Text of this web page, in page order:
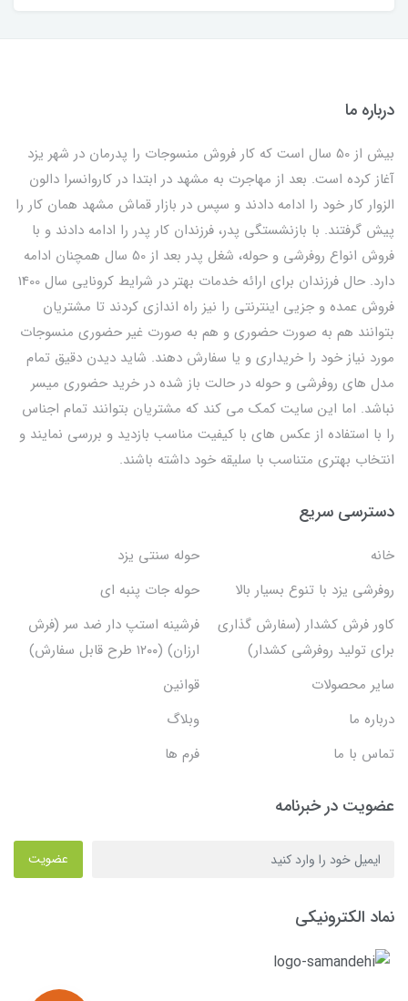
درباره ما
بیش از 50 سال است که کار فروش منسوجات را پدرمان در شهر یزد
آغاز کرده است. بعد از مهاجرت به مشهد در ابتدا در کاروانسرا دالون
الزوار کار خود را ادامه دادند و سپس در بازار قماش مشهد همان کار را
پیش گرفتند. با بازنشستگی پدر، فرزندان کار پدر را ادامه دادند و با
فروش انواع روفرشی و حوله، شغل پدر بعد از 50 سال همچنان ادامه
دارد. حال فرزندان برای ارائه خدمات بهتر در شرایط کرونایی سال 1400
فروش عمده و جزیی اینترنتی را نیز راه اندازی کردند تا مشتریان
بتوانند هم به صورت حضوری و هم به صورت غیر حضوری منسوجات
مورد نیاز خود را خریداری و یا سفارش دهند. شاید دیدن دقیق تمام
مدل های روفرشی و حوله در حالت باز شده در خرید حضوری میسر
نباشد. اما این سایت کمک می کند که مشتریان بتوانند تمام اجناس
را با استفاده از عکس های با کیفیت مناسب بازدید و بررسی نمایند و
انتخاب بهتری متناسب با سلیقه خود داشته باشند.
دسترسی سریع
خانه
حوله سنتی یزد
روفرشی یزد با تنوع بسیار بالا
حوله جات پنبه ای
کاور فرش کشدار (سفارش گذاری
برای تولید روفرشی کشدار)
فرشینه استپ دار ضد سر (فرش
ارزان) (۱۲۰۰ طرح قابل سفارش)
سایر محصولات
قوانین
درباره ما
وبلاگ
تماس با ما
فرم ها
عضویت در خبرنامه
عضویت
نماد الکترونیکی